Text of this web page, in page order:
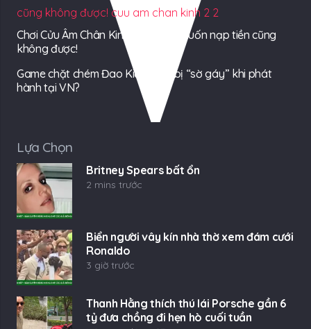
Chơi Cửu Âm Chân Kinh 2, bạn có muốn nạp tiền cũng
không được!
Game chặt chém Đao Kiếm 2 sẽ bị “sờ gáy” khi phát
hành tại VN?
Lựa Chọn
Britney Spears bất ổn
2 mins trước
Biển người vây kín nhà thờ xem đám cưới
Ronaldo
3 giờ trước
Thanh Hằng thích thú lái Porsche gần 6
tỷ đưa chồng đi hẹn hò cuối tuần